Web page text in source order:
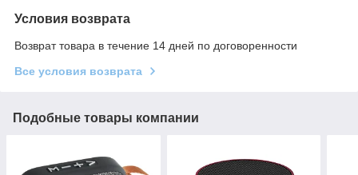
Условия возврата
Возврат товара в течение 14 дней по договоренности
Все условия возврата
Подобные товары компании